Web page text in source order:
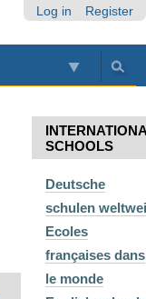
Log in Register
SCHOOLS
Deutsche
schulen
Ecoles
françaises dans
le monde